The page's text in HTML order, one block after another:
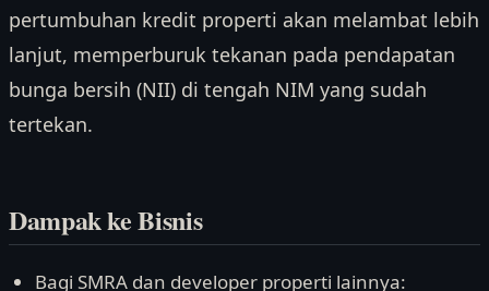
pertumbuhan kredit properti akan melambat lebih
lanjut, memperburuk tekanan pada pendapatan
bunga bersih (NII) di tengah NIM yang sudah
tertekan.
Dampak ke Bisnis
Bagi SMRA dan developer properti lainnya: